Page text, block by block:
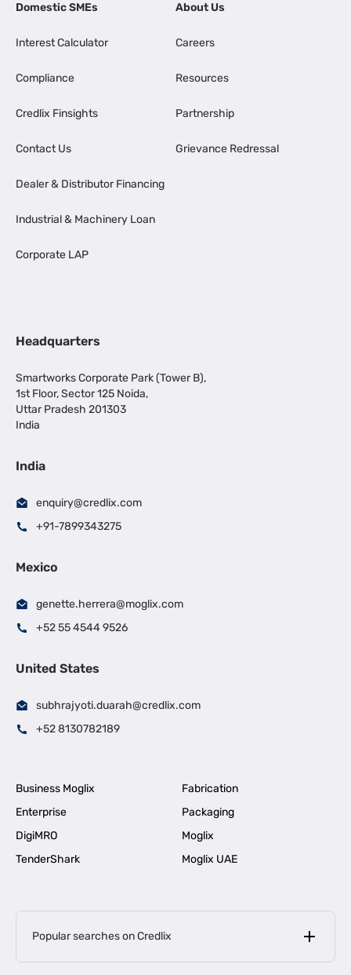
Domestic SMEs
Interest Calculator
Compliance
Credlix Finsights
Contact Us
Dealer & Distributor Financing
Industrial & Machinery Loan
Corporate LAP
About Us
Careers
Resources
Partnership
Grievance Redressal
Headquarters
Smartworks Corporate Park (Tower B),
1st Floor, Sector 125 Noida,
Uttar Pradesh 201303
India
India
enquiry@credlix.com
+91-7899343275
Mexico
genette.herrera@moglix.com
+52 55 4544 9526
United States
subhrajyoti.duarah@credlix.com
+52 8130782189
Business Moglix
Fabrication
Enterprise
Packaging
DigiMRO
Moglix
TenderShark
Moglix UAE
Popular searches on Credlix